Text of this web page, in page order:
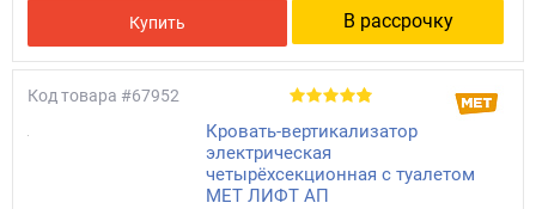
Купить В рассрочку
Код товара #67952
Кровать-вертикализатор
электрическая
четырёхсекционная с туалетом
МЕТ ЛИФТ АП